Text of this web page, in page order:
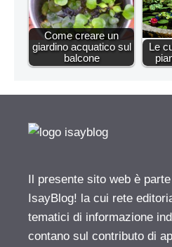
Come creare un
giardino acquatico sul
balcone
Le
Il presente sito web è
IsayBlog! la cui rete
tematici di informazione
contano sul contributo di